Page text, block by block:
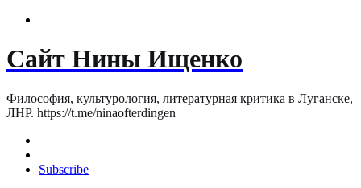
Сайт Нины Ищенко
Философия, культурология, литературная критика в Луганске,
ЛНР. https://t.me/ninaofterdingen
Subscribe